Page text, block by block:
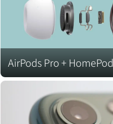
AirPods Pro +